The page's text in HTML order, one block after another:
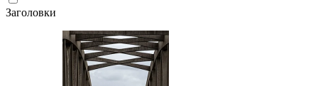
Заголовки